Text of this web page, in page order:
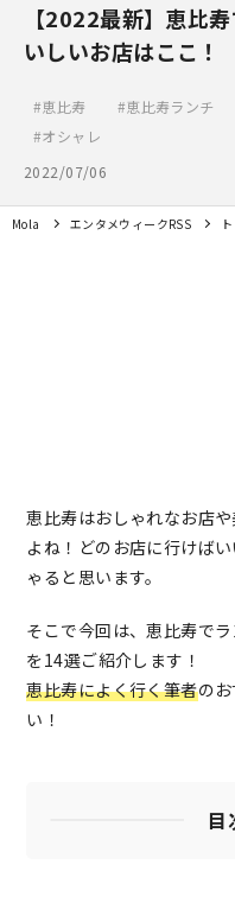
【2022最新】恵比
いしいお店はここ！
恵比寿 恵比寿ランチ
オシャレ
2022/07/06
Mola エンタメウィークRSS
恵比寿はおしゃれなお店
よね！どのお店に行けば
ゃると思います。
そこで今回は、恵比寿で
を14選ご紹介します！
恵比寿によく行く筆者の
い！
目